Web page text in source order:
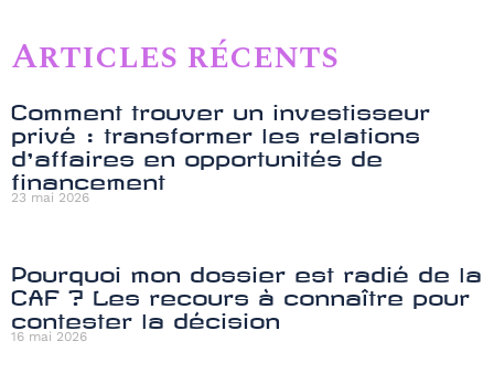
Articles récents
Comment trouver un investisseur
privé : transformer les relations
d’affaires en opportunités de
financement
23 mai 2026
Pourquoi mon dossier est radié de la
CAF ? Les recours à connaître pour
contester la décision
16 mai 2026